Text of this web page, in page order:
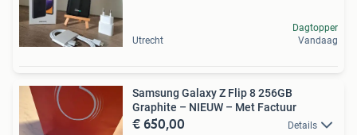
Utrecht
Dagtopper
Vandaag
Samsung Galaxy Z Flip 8 256GB
Graphite – NIEUW – Met Factuur
€ 650,00 Details